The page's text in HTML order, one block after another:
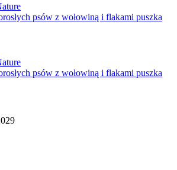
psów z wołowiną i flakami puszka
psów z wołowiną i flakami puszka